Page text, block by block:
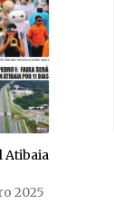
Atibaia
2025